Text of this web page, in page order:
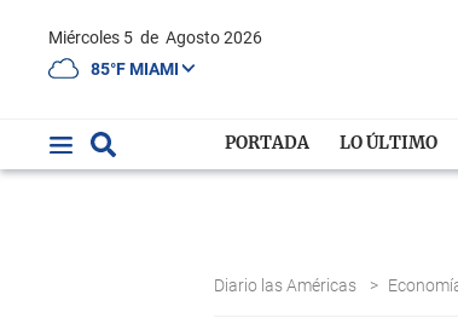
Miércoles 5 de Agosto 2026
85°F MIAMI
PORTADA LO ÚLTIMO
Diario las Américas >